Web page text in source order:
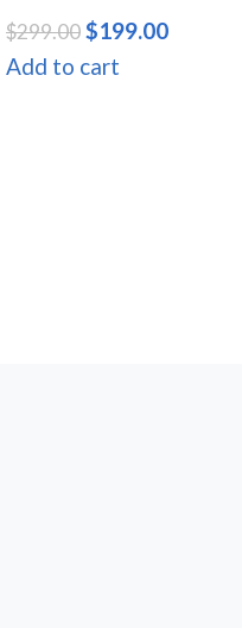
$299.00$199.00
Add to cart